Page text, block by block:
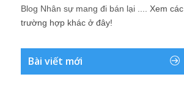
Blog Nhân sự mang đi bán lại .... Xem các
trường hợp khác ở đây!
Bài viết mới